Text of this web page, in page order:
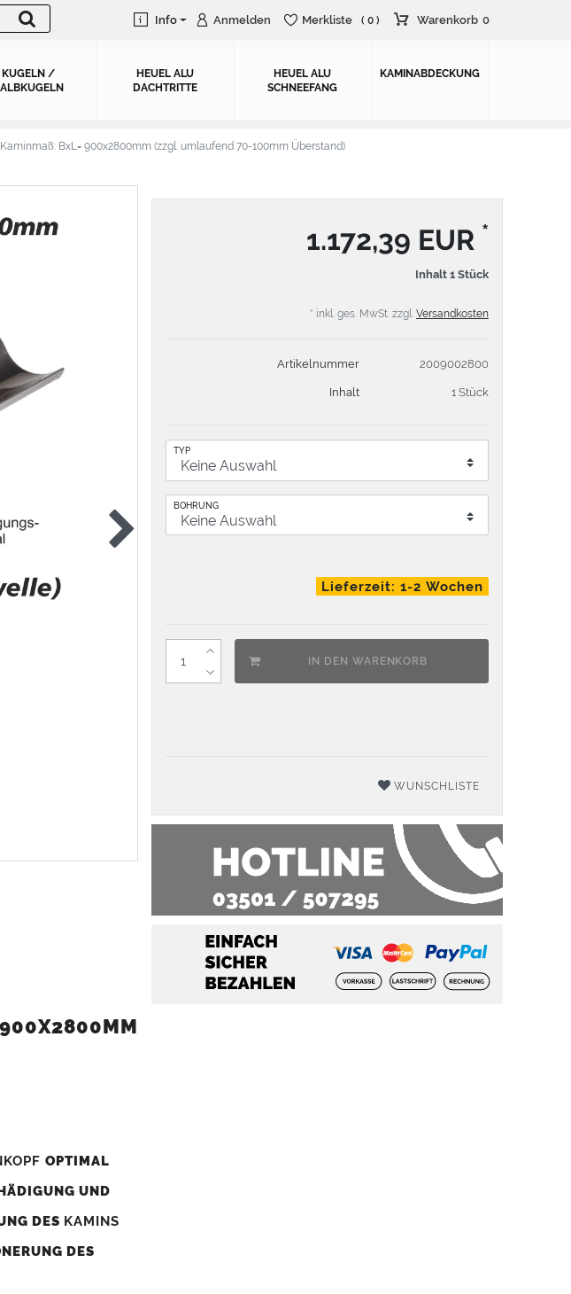
Info Anmelden Merkliste ( 0 ) Warenkorb 0
KUGELN /
HEUEL ALU
DACHTRITTE
HEUEL ALU
SCHNEEFANG
KAMINABDECKUNG
BxL= 900x2800mm (zzgl. umlaufend 70-100mm Überstand)
1.172,39 EUR *
Inhalt 1 Stück
* inkl. ges. MwSt. zzgl. Versandkosten
Artikelnummer 2009002800
Inhalt 1 Stück
TYP
BOHRUNG
Lieferzeit: 1-2 Wochen
IN DEN WARENKORB
WUNSCHLISTE
(
OPTIMAL
UND
DES KAMINS
DES